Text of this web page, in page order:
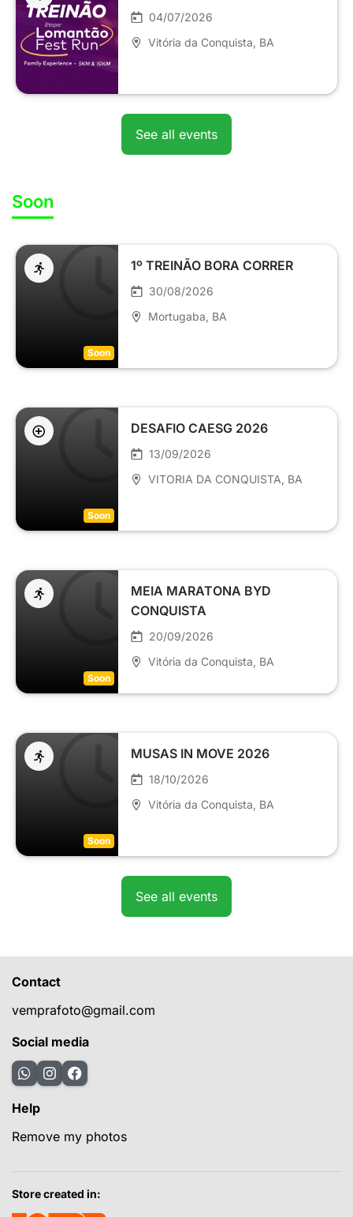
04/07/2026
Vitória da Conquista , BA
See all events
Soon
Soon
1º TREINÃO BORA CORRER
30/08/2026
Mortugaba , BA
Soon
DESAFIO CAESG 2026
13/09/2026
VITORIA DA CONQUISTA , BA
Soon
MEIA MARATONA BYD
CONQUISTA
20/09/2026
Vitória da Conquista , BA
Soon
MUSAS IN MOVE 2026
18/10/2026
Vitória da Conquista , BA
See all events
Contact
vemprafoto@gmail.com
Social media
Help
Remove my photos
Store created in: